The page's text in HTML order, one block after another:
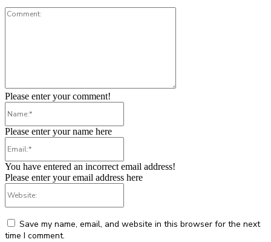
Please enter your comment!
Please enter your name here
You have entered an incorrect email address!
Please enter your email address here
Save my name, email, and website in this browser for the next
time I comment.